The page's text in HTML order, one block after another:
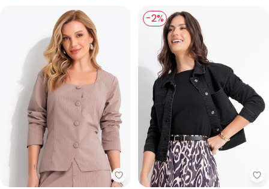
Quintess - Casaco Listrado
-2%